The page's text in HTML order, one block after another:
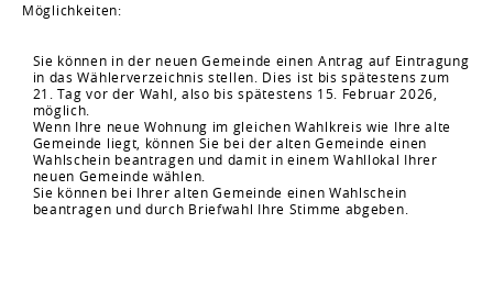
Möglichkeiten:
Sie können in der neuen Gemeinde einen Antrag auf Eintragung
in das Wählerverzeichnis stellen. Dies ist bis spätestens zum
21. Tag vor der Wahl, also bis spätestens 15. Februar 2026,
möglich.
Wenn Ihre neue Wohnung im gleichen Wahlkreis wie Ihre alte
Gemeinde liegt, können Sie bei der alten Gemeinde einen
Wahlschein beantragen und damit in einem Wahllokal Ihrer
neuen Gemeinde wählen.
Sie können bei Ihrer alten Gemeinde einen Wahlschein
beantragen und durch Briefwahl Ihre Stimme abgeben.